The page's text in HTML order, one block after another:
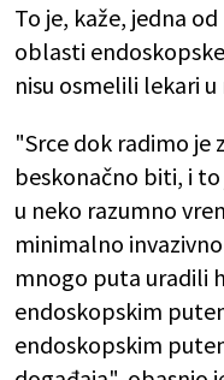
To je, kaže, jedna
oblasti
nisu osmelili lekari
"Srce dok radimo je
beskonačno biti, i
u neko razumno
minimalno
mnogo puta uradili
endoskopskim
endoskopskim